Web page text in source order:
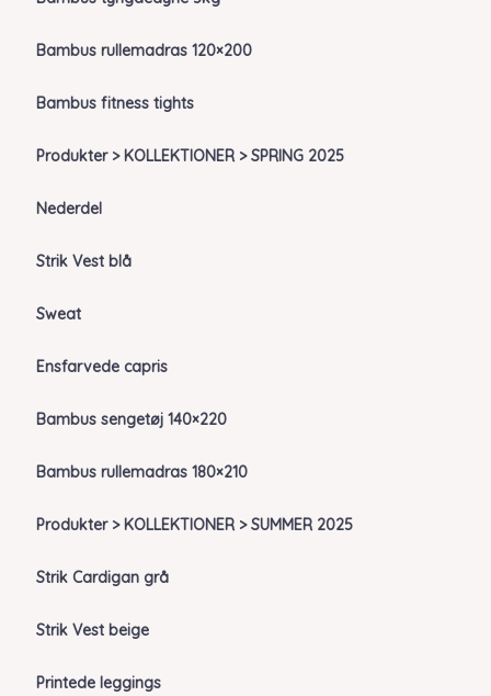
Bambus rullemadras 120×200
Bambus fitness tights
Produkter > KOLLEKTIONER > SPRING 2025
Nederdel
Strik Vest blå
Sweat
Ensfarvede capris
Bambus sengetøj 140×220
Bambus rullemadras 180×210
Produkter > KOLLEKTIONER > SUMMER 2025
Strik Cardigan grå
Strik Vest beige
Printede leggings